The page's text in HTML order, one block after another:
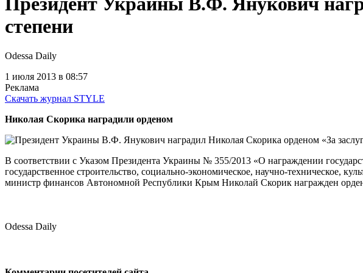
степени
Odessa Daily
1 июля 2013 в 08:57
Реклама
Скачать журнал STYLE
Николая Скорика наградили орденом
В соответствии с Указом Президента Украины № 355/2013 «О награждении
государственное строительство, социально-экономическое, научно-техническое,
министр финансов Автономной Республики Крым Николай Скорик награжден
Odessa Daily